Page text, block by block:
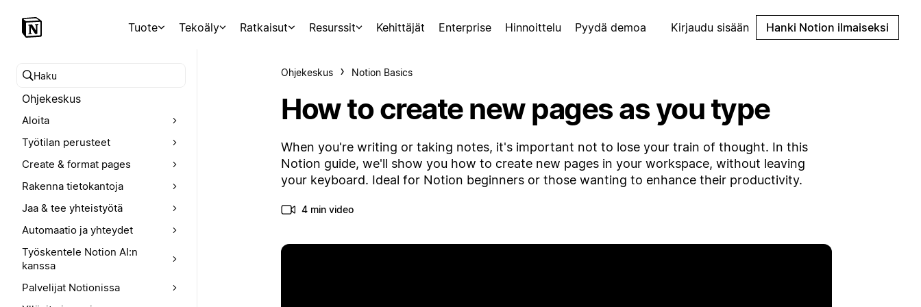
Tuote Tekoäly Ratkaisut Resurssit Kehittäjät Enterprise Hinnoittelu Pyydä demoa Kirjaudu sisään Hanki Notion ilmaiseksi
Hae ohjekeskuksesta
Ohjekeskus
Aloita
Työtilan perusteet
Create & format pages
Rakenna tietokantoja
Jaa & tee yhteistyötä
Automaatio ja yhteydet
Työskentele Notion AI:n
kanssa
Palvelijat Notionissa
Ohjekeskus Notion Basics
How to create new pages as you type
When you're writing or taking notes, it's important not to lose your train of thought. In this
Notion guide, we'll show you how to create new pages in your workspace, without leaving
your keyboard. Ideal for Notion beginners or those wanting to enhance their productivity.
4 min video